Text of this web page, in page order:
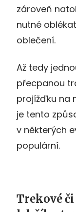
zároveň
nutné
oblečení.
Až tedy
přecpanou
projížďku na
je tento
v některých
populární.
Trekové